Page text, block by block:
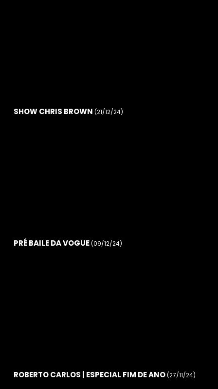
SHOW CHRIS BROWN (21/12/24)
PRÉ BAILE DA VOGUE(09/12/24)
ROBERTO CARLOS | ESPECIAL FIM DE ANO(27/11/24)